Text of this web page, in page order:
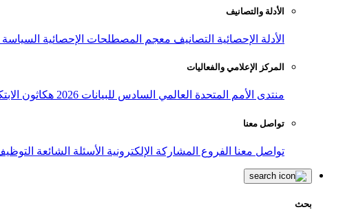
الأدلة والتصانيف
الأدلة الإحصائية التصانيف معجم المصطلحات الإحصائية السياسة
المركز الإعلامي والفعاليات
منتدى الأمم المتحدة العالمي السادس للبيانات 2026 هكاثون
تواصل معنا
تواصل معنا الفروع المشاركة الإلكترونية الأسئلة الشائعة
بحث